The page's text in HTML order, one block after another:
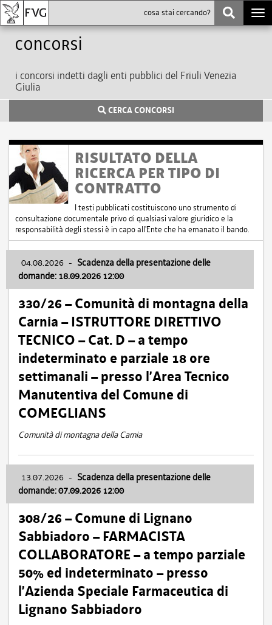
Concorsi
i concorsi indetti dagli enti pubblici del Friuli Venezia
Giulia
CERCA CONCORSI
RISULTATO DELLA
RICERCA PER TIPO DI
CONTRATTO
I testi pubblicati costituiscono uno strumento di
consultazione documentale privo di qualsiasi valore giuridico e la
responsabilità degli stessi è in capo all'Ente che ha emanato il bando.
04.08.2026 - Scadenza della presentazione delle
domande: 18.09.2026 12:00
330/26 – Comunità di montagna della
Carnia – ISTRUTTORE DIRETTIVO
TECNICO – Cat. D – a tempo
indeterminato e parziale 18 ore
settimanali – presso l’Area Tecnico
Manutentiva del Comune di
COMEGLIANS
Comunità di montagna della Carnia
13.07.2026 - Scadenza della presentazione delle
domande: 07.09.2026 12:00
308/26 – Comune di Lignano
Sabbiadoro – FARMACISTA
COLLABORATORE – a tempo parziale
50% ed indeterminato – presso
l’Azienda Speciale Farmaceutica di
Lignano Sabbiadoro